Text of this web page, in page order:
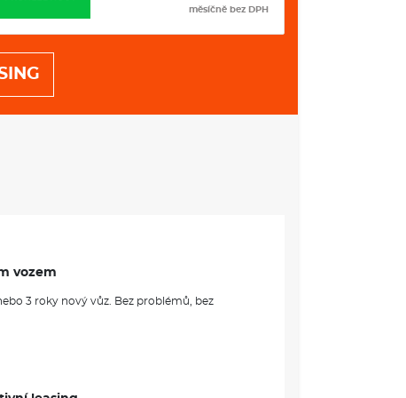
měsíčně bez DPH
vozem
3 roky nový vůz. Bez problémů, bez